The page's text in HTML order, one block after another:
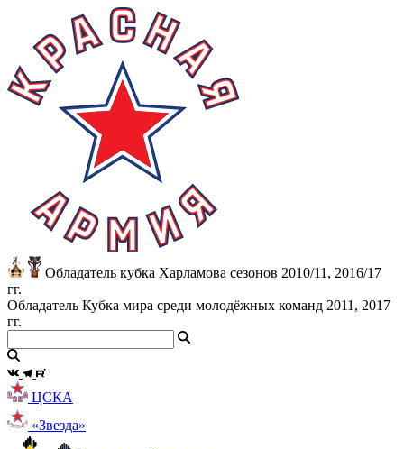
Обладатель кубка Харламова сезонов 2010/11, 2016/17
гг.
Обладатель Кубка мира среди молодёжных команд 2011, 2017
гг.
ЦСКА
«Звезда»